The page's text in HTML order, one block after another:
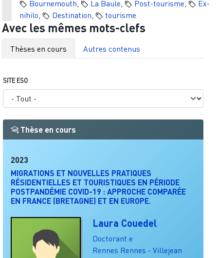
Bournemouth La Baule Post-tourisme
Ex-
nihilo
Destination tourisme
Avec les mêmes mots-clefs
Thèses en cours Autres contenus
SITE ESO
Thèse en cours
2023
MIGRATIONS ET NOUVELLES PRATIQUES
RÉSIDENTIELLES ET TOURISTIQUES EN PÉRIODE
POSTPANDÉMIE COVID-19 : APPROCHE COMPARÉE
EN FRANCE (BRETAGNE) ET EN EUROPE.
Laura Couedel
Doctorant.e
Rennes Rennes - Villejean